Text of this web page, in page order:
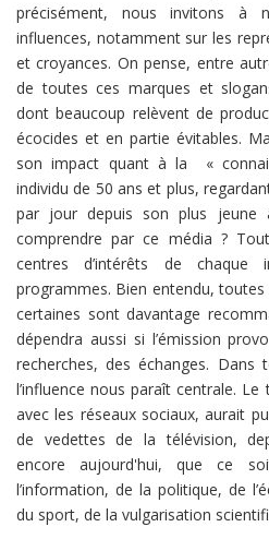
précisément, nous invitons à
influences, notamment sur les
et croyances. On pense, entre
de toutes ces marques et
dont beaucoup relèvent de
écocides et en partie évitables.
son impact quant à la «
individu de 50 ans et plus,
par jour depuis son plus jeune
comprendre par ce média ?
centres d’intérêts de
programmes. Bien entendu,
certaines sont davantage
dépendra aussi si l’émission
recherches, des échanges.
l’influence nous paraît centrale.
avec les réseaux sociaux, aurait
de vedettes de la télévision,
encore aujourd'hui, que ce
l’information, de la politique, de
du sport, de la vulgarisation